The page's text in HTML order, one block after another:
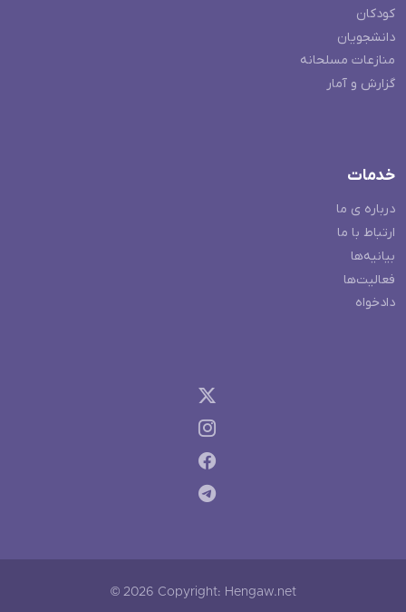
کودکان
دانشجویان
منازعات مسلحانه
گزارش و آمار
خدمات
درباره ی ما
ارتباط با ما
بیانیه‌ها
فعالیت‌ها
دادخواه
© 2026 Copyright: Hengaw.net